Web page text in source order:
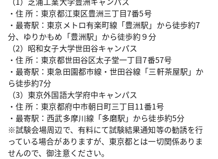
・住 所：東京都江東区豊洲三丁目7番5号
・最寄駅：東京メトロ有楽町線「豊洲駅」から徒歩約7
分、ゆりかもめ「豊洲駅」から徒歩約９分
（2）昭和女子大学世田谷キャンパス
・住 所：東京都世田谷区太子堂一丁目7番57号
・最寄駅：東急田園都市線・世田谷線「三軒茶屋駅」か
ら徒歩約7分
（3）東京外国語大学府中キャンパス
・住 所：東京都府中市朝日町三丁目11番1号
・最寄駅：西武多摩川線「多磨駅」から徒歩約5分
※試験会場周辺で、有料にて試験結果通知等の勧誘を行
っている場合がありますが、東京都とは一切関係ありま
せんので、御注意ください。